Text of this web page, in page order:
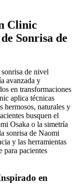
Clinic
Sonrisa de
de nivel
avanzada y
en transformaciones
aplica técnicas
hermosos, naturales y
busquen el
Osaka o la simetría
sonrisa de Naomi
y las herramientas
para pacientes
en